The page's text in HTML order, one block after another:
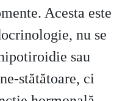
Acesta este
nu se
sau
stătătoare, ci